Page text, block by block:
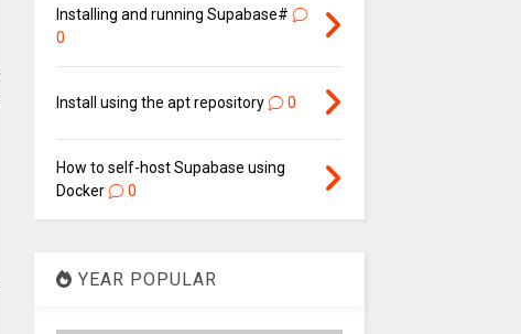
Installing and running Supabase#
0
Install using the apt repository 0
How to self-host Supabase using
Docker
0
YEAR POPULAR